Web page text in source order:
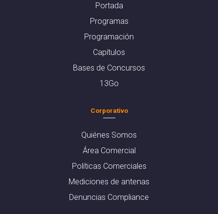
Portada
Programas
Programación
Capítulos
Bases de Concursos
13Go
Corporativo
Quiénes Somos
Área Comercial
Políticas Comerciales
Mediciones de antenas
Denuncias Compliance